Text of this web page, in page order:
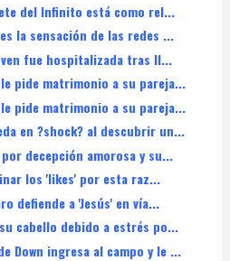
del Infinito está como rel...
la sensación de las redes ...
fue hospitalizada tras ll...
pide matrimonio a su pareja...
pide matrimonio a su pareja...
en ?shock? al descubrir un...
decepción amorosa y su...
los 'likes' por esta raz...
defiende a 'Jesús' en vía...
cabello debido a estrés po...
Down ingresa al campo y le ...